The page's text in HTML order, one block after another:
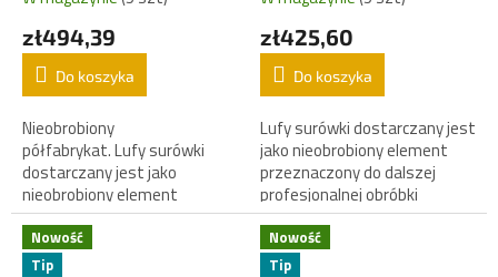
zł494,39
Do koszyka
Nieobrobiony
półfabrykat. Lufy surówki
dostarczany jest jako
nieobrobiony element
przeznaczony do dalszej
profesjonalnej obróbki
rusznikarskiej.
zł425,60
Do koszyka
Lufy surówki dostarczany jest
jako nieobrobiony element
przeznaczony do dalszej
profesjonalnej obróbki
rusznikarskiej.
Nowość
Tip
Nowość
Tip